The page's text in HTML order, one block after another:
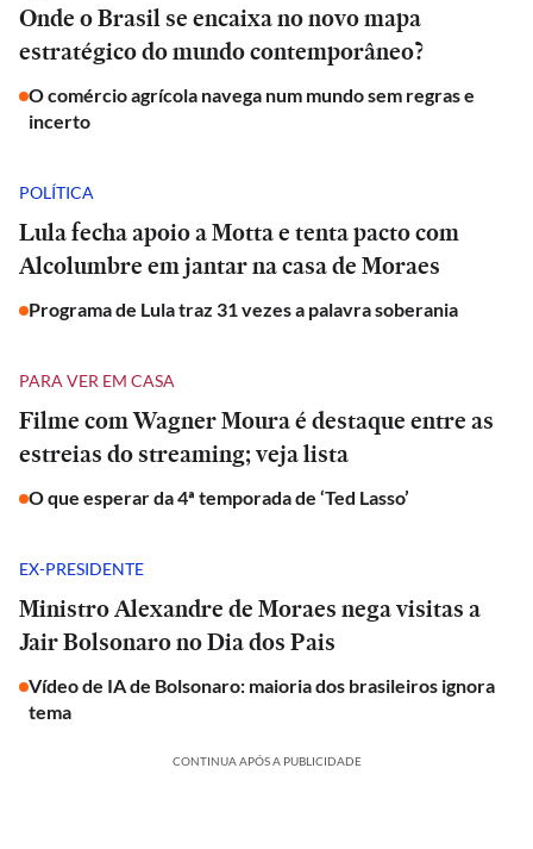
Onde o Brasil se encaixa no novo mapa
estratégico do mundo contemporâneo?
O comércio agrícola navega num mundo sem regras e
incerto
POLÍTICA
Lula fecha apoio a Motta e tenta pacto com
Alcolumbre em jantar na casa de Moraes
Programa de Lula traz 31 vezes a palavra soberania
PARA VER EM CASA
Filme com Wagner Moura é destaque entre as
estreias do streaming; veja lista
O que esperar da 4ª temporada de ‘Ted Lasso’
EX-PRESIDENTE
Ministro Alexandre de Moraes nega visitas a
Jair Bolsonaro no Dia dos Pais
Vídeo de IA de Bolsonaro: maioria dos brasileiros ignora
tema
CONTINUA APÓS A PUBLICIDADE